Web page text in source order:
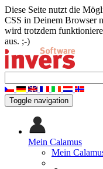
Diese Seite nutzt die
CSS in Deinem Browser
wird trotzdem
aus. ;-)
Toggle navigation
Mein Calamus
Mein